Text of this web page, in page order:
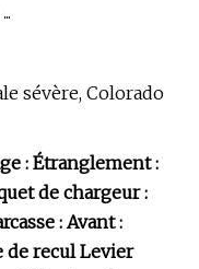
sévère, Colorado
: Étranglement :
de chargeur :
: Avant :
de recul Levier